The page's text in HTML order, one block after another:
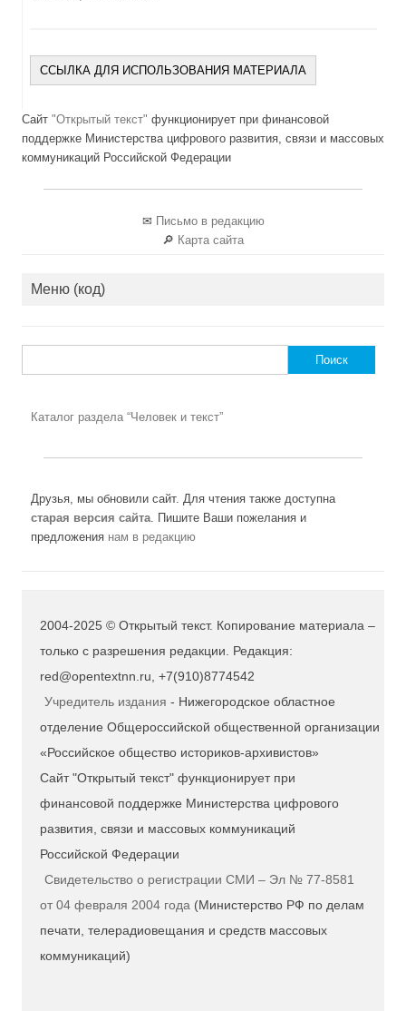
ССЫЛКА ДЛЯ ИСПОЛЬЗОВАНИЯ МАТЕРИАЛА
Сайт "Открытый текст" функционирует при финансовой
поддержке Министерства цифрового развития, связи и массовых
коммуникаций Российской Федерации
✉ Письмо в редакцию
🔎 Карта сайта
Меню (код)
Каталог раздела “Человек и текст”
Друзья, мы обновили сайт. Для чтения также доступна
старая версия сайта. Пишите Ваши пожелания и
предложения нам в редакцию
2004-2025 © Открытый текст. Копирование материала –
только с разрешения редакции. Редакция:
red@opentextnn.ru, +7(910)8774542
Учредитель издания - Нижегородское областное
отделение Общероссийской общественной организации
«Российское общество историков-архивистов»
Сайт "Открытый текст" функционирует при
финансовой поддержке Министерства цифрового
развития, связи и массовых коммуникаций
Российской Федерации
Свидетельство о регистрации СМИ – Эл № 77-8581
от 04 февраля 2004 года (Министерство РФ по делам
печати, телерадиовещания и средств массовых
коммуникаций)